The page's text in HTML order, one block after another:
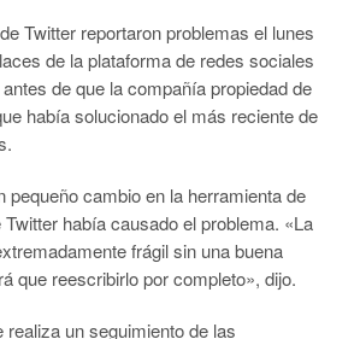
Twitter reportaron problemas el lunes
de la plataforma de redes sociales
de que la compañía propiedad de
había solucionado el más reciente de
pequeño cambio en la herramienta de
había causado el problema. «La
frágil sin una buena
que reescribirlo por completo», dijo.
realiza un seguimiento de las